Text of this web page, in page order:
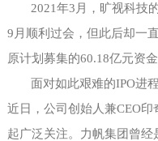
2021年3月，旷视科技
9月顺利过会，但此后却一
原计划募集的60.18亿元资
面对如此艰难的IPO进
近日，公司创始人兼CEO印
起广泛关注。力帆集团曾经